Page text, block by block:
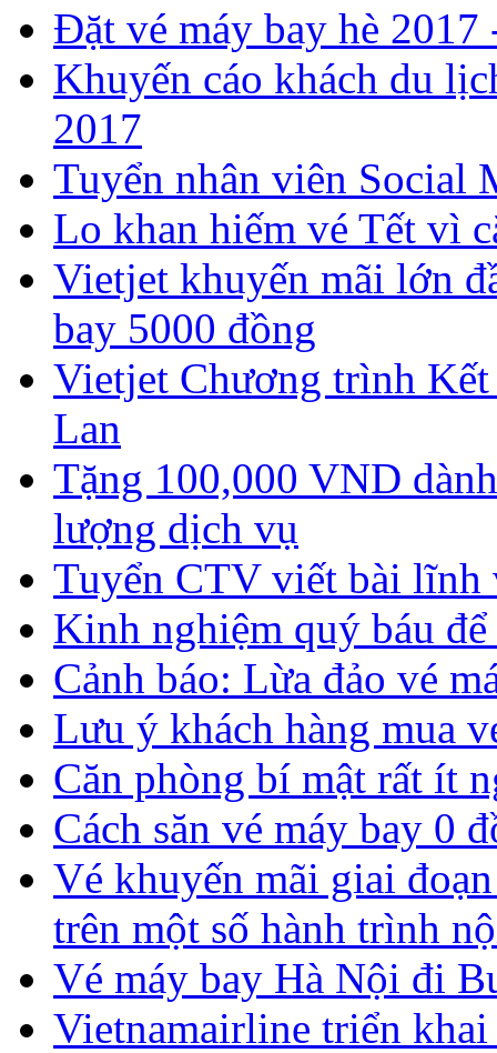
​Đặt vé máy bay hè 2017
Khuyến cáo khách du
2017
Tuyển nhân viên Social
Lo khan hiếm vé Tết vì
Vietjet khuyến mãi lớn
bay 5000 đồng
Vietjet Chương trình
Lan
Tặng 100,000 VND
lượng dịch vụ
Tuyển CTV viết bài lĩnh
Kinh nghiệm quý báu
Cảnh báo: Lừa đảo vé
Lưu ý khách hàng mua
Căn phòng bí mật rất ít
Cách săn vé máy bay 0
Vé khuyến mãi giai
trên một số hành trình
Vé máy bay Hà Nội đi
Vietnamairline triển